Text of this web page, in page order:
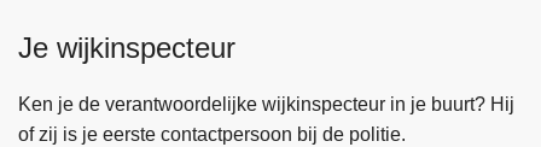
Je wijkinspecteur
Ken je de verantwoordelijke wijkinspecteur in je buurt? Hij
of zij is je eerste contactpersoon bij de politie.